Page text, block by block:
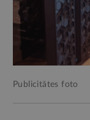
Publicitātes foto